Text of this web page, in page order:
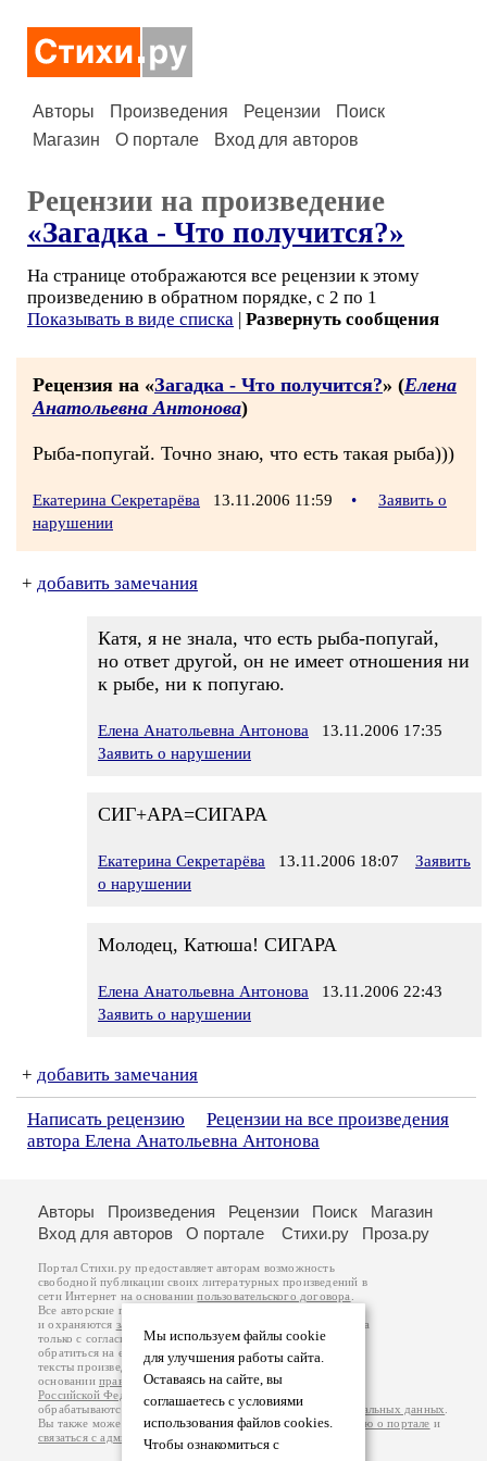
Авторы Произведения Рецензии
Поиск
Магазин
О портале Вход для авторов
Рецензии на произведение
«Загадка - Что получится?»
На странице отображаются все рецензии к этому
произведению в обратном порядке, с 2 по 1
Показывать в виде списка | Развернуть сообщения
Рецензия на «Загадка - Что получится?» (Елена
Анатольевна Антонова)
Рыба-попугай. Точно знаю, что есть такая рыба)))
Екатерина Секретарёва 13.11.2006 11:59 •
Заявить о
нарушении
+ добавить замечания
Катя, я не знала, что есть рыба-попугай,
но ответ другой, он не имеет отношения ни
к рыбе, ни к попугаю.
Елена Анатольевна Антонова 13.11.2006 17:35
Заявить о нарушении
СИГ+АРА=СИГАРА
Екатерина Секретарёва 13.11.2006 18:07
Заявить
о нарушении
Молодец, Катюша! СИГАРА
Елена Анатольевна Антонова 13.11.2006 22:43
Заявить о нарушении
+ добавить замечания
Написать рецензию
Рецензии на все произведения
автора Елена Анатольевна Антонова
Мы используем файлы cookie
для улучшения работы сайта.
Оставаясь на сайте, вы
соглашаетесь с условиями
использования файлов cookies.
Чтобы ознакомиться с
Авторы Произведения Рецензии Поиск
Магазин
Вход для авторов
О портале Стихи.ру Проза.ру
Портал Стихи.ру предоставляет авторам возможность
свободной публикации своих литературных произведений в
сети Интернет на основаниипользовательского договора
Все авторские права на произведения принадлежат авторам
и охраняются законом
. Перепечатка произведений возможна
только с согласия его автора, к которому вы можете
обратиться на его авторской странице. Ответственность за
тексты произведений авторы несут самостоятельно на
основанииправил публикацииизаконодательства
Российской Федерации
обрабатываются на основанииПолитики обработки персональных данных
Вы также можете посмотреть более подробнуюинформацию о портале и
связаться с администрацией